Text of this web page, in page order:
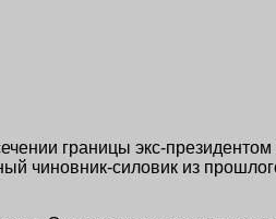
границы экс-президентом
чиновник-силовик из